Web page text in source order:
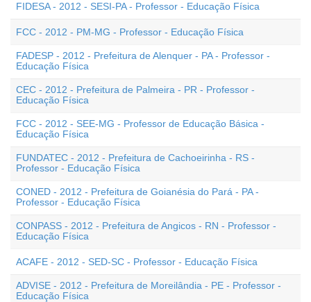
FIDESA - 2012 - SESI-PA - Professor - Educação Física
FCC - 2012 - PM-MG - Professor - Educação Física
FADESP - 2012 - Prefeitura de Alenquer - PA - Professor -
Educação Física
CEC - 2012 - Prefeitura de Palmeira - PR - Professor -
Educação Física
FCC - 2012 - SEE-MG - Professor de Educação Básica -
Educação Física
FUNDATEC - 2012 - Prefeitura de Cachoeirinha - RS -
Professor - Educação Física
CONED - 2012 - Prefeitura de Goianésia do Pará - PA -
Professor - Educação Física
CONPASS - 2012 - Prefeitura de Angicos - RN - Professor -
Educação Física
ACAFE - 2012 - SED-SC - Professor - Educação Física
ADVISE - 2012 - Prefeitura de Moreilândia - PE - Professor -
Educação Física